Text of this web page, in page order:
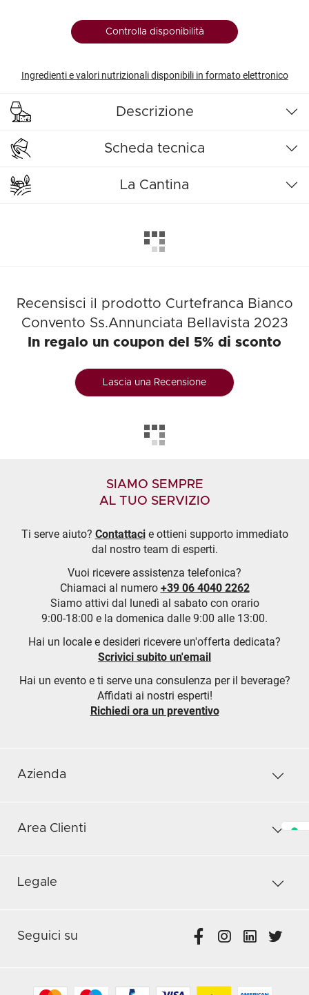
Controlla disponibilità
Ingredienti e valori nutrizionali disponibili in formato elettronico
Descrizione
Scheda tecnica
La Cantina
Recensisci il prodotto Curtefranca Bianco
Convento Ss.Annunciata Bellavista 2023
In regalo un coupon del 5% di sconto
Lascia una Recensione
SIAMO SEMPRE
AL TUO SERVIZIO
Ti serve aiuto? Contattacie ottieni supporto immediato
dal nostro team di esperti.
Vuoi ricevere assistenza telefonica?
Chiamaci al numero +39 06 4040 2262
Siamo attivi dal lunedì al sabato con orario
9:00-18:00 e la domenica dalle 9:00 alle 13:00.
Hai un locale e desideri ricevere un'offerta dedicata?
Scrivici subito un'email
Hai un evento e ti serve una consulenza per il beverage?
Affidati ai nostri esperti!
Richiedi ora un preventivo
Azienda
Area Clienti
Legale
Seguici su